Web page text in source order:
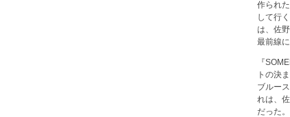
作られ
して行
は、佐
最前線
『
トの決
ブルー
れは、
だった。